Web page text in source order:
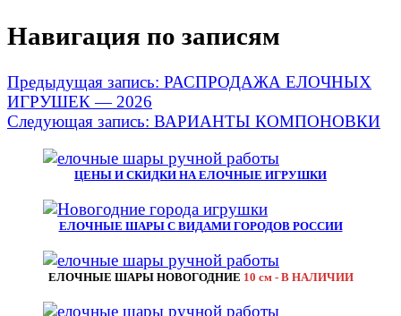
Навигация по записям
Предыдущая запись: РАСПРОДАЖА ЕЛОЧНЫХ
ИГРУШЕК — 2026
Следующая запись: ВАРИАНТЫ КОМПОНОВКИ
ЦЕНЫ И СКИДКИ НА ЕЛОЧНЫЕ ИГРУШКИ
ЕЛОЧНЫЕ ШАРЫ С ВИДАМИ ГОРОДОВ РОССИИ
ЕЛОЧНЫЕ ШАРЫ НОВОГОДНИЕ 10 см - В НАЛИЧИИ